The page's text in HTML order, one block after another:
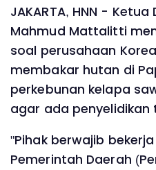
JAKARTA, HNN - Ketua
Mahmud Mattalitti
soal perusahaan
membakar hutan di
perkebunan kelapa
agar ada
"Pihak berwajib
Pemerintah Daerah